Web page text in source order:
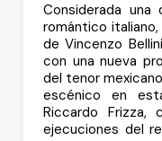
Considerada
romántico italiano,
de Vincenzo
con una nueva
del tenor
escénico en
Riccardo Frizza,
ejecuciones del